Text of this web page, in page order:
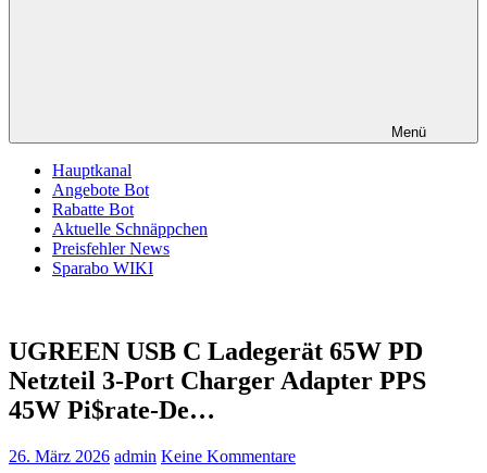
Menü
Hauptkanal
Angebote Bot
Rabatte Bot
Aktuelle Schnäppchen
Preisfehler News
Sparabo WIKI
UGREEN USB C Ladegerät 65W PD
Netzteil 3-Port Charger Adapter PPS
45W Pi$rate-De…
26. März 2026 admin Keine Kommentare